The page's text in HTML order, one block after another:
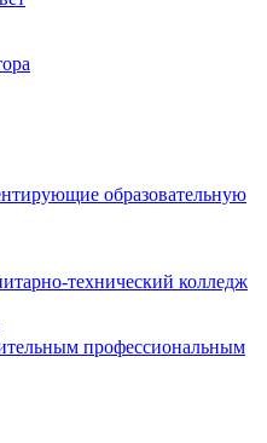
образовательную
технический колледж
профессиональным